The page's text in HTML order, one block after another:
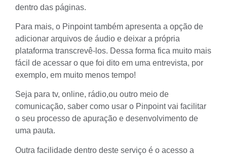
dentro das páginas.
Para mais, o Pinpoint também apresenta a opção de
adicionar arquivos de áudio e deixar a própria
plataforma transcrevê-los. Dessa forma fica muito mais
fácil de acessar o que foi dito em uma entrevista, por
exemplo, em muito menos tempo!
Seja para tv, online, rádio,ou outro meio de
comunicação, saber como usar o Pinpoint vai facilitar
o seu processo de apuração e desenvolvimento de
uma pauta.
Outra facilidade dentro deste serviço é o acesso a